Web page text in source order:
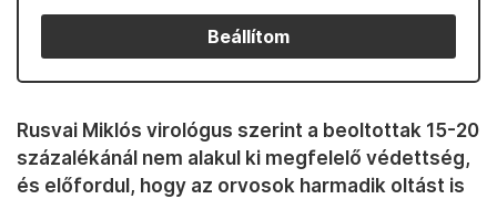
Beállítom
Rusvai Miklós virológus szerint a beoltottak 15-20
százalékánál nem alakul ki megfelelő védettség,
és előfordul, hogy az orvosok harmadik oltást is